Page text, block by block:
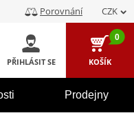
Porovnání CZK
PŘIHLÁSIT SE
0
KOŠÍK
Prodejny